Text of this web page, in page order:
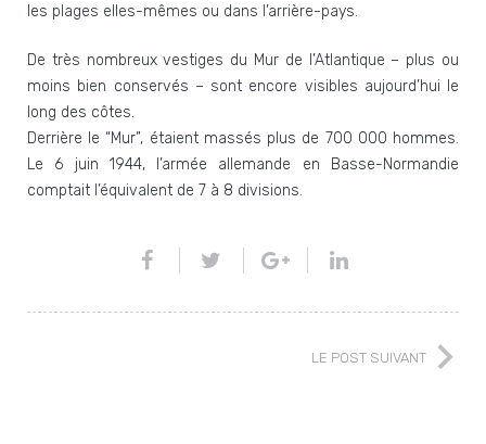
les plages elles-mêmes ou dans l’arrière-pays.
De très nombreux vestiges du Mur de l’Atlantique – plus ou
moins bien conservés – sont encore visibles aujourd’hui le
long des côtes.
Derrière le “Mur”, étaient massés plus de 700 000 hommes.
Le 6 juin 1944, l’armée allemande en Basse-Normandie
comptait l’équivalent de 7 à 8 divisions.
LE POST SUIVANT